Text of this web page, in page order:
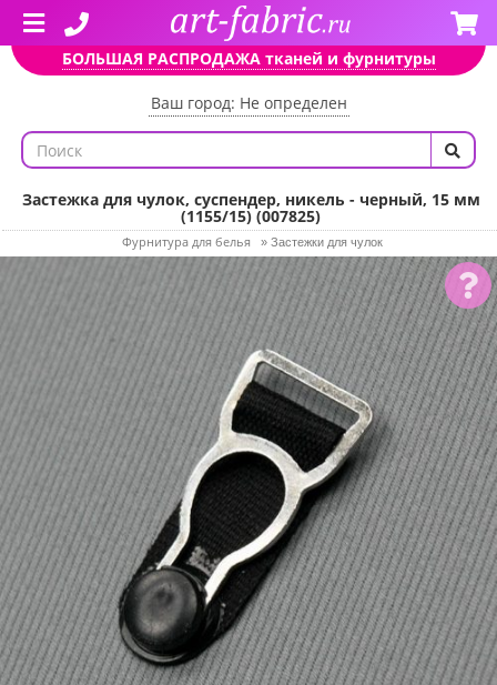
БОЛЬШАЯ РАСПРОДАЖА тканей и фурнитуры
Ваш город: Не определен
Застежка для чулок, суспендер, никель - черный, 15 мм
(1155/15) (007825)
Фурнитура для белья » Застежки для чулок